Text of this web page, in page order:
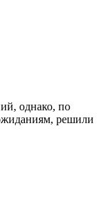
однако, по
решили